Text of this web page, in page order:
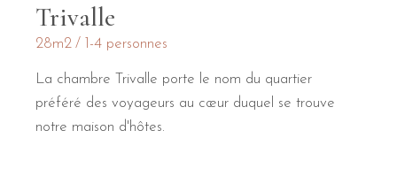
Trivalle
28m2 1-4 personnes
La chambre Trivalle porte le nom du quartier
préféré des voyageurs au cœur duquel se trouve
notre maison d'hôtes.